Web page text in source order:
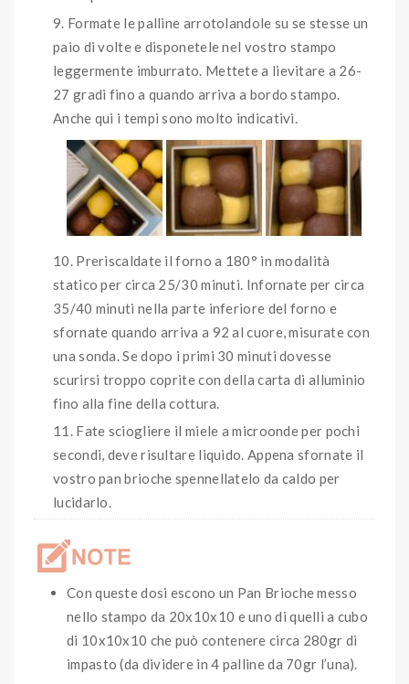
Formate le palline arrotolandole su se stesse un
paio di volte e disponetele nel vostro stampo
leggermente imburrato. Mettete a lievitare a 26-
27 gradi fino a quando arriva a bordo stampo.
Anche qui i tempi sono molto indicativi.
Preriscaldate il forno a 180° in modalità
statico per circa 25/30 minuti. Infornate per circa
35/40 minuti nella parte inferiore del forno e
sfornate quando arriva a 92 al cuore, misurate con
una sonda. Se dopo i primi 30 minuti dovesse
scurirsi troppo coprite con della carta di alluminio
fino alla fine della cottura.
Fate sciogliere il miele a microonde per pochi
secondi, deve risultare liquido. Appena sfornate il
vostro pan brioche spennellatelo da caldo per
lucidarlo.
Con queste dosi escono un Pan Brioche messo
nello stampo da 20x10x10 e uno di quelli a cubo
di 10x10x10 che può contenere circa 280gr di
impasto (da dividere in 4 palline da 70gr l’una).